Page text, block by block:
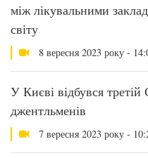
між лікувальними
світу
8 вересня 2023 року -
У Києві відбувся
джентльменів
7 вересня 2023 року -